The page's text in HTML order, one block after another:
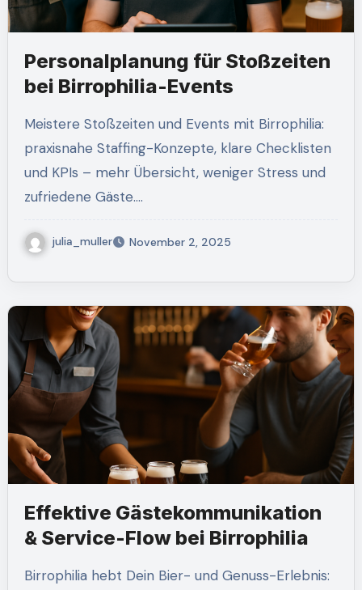
Personalplanung für Stoßzeiten
bei Birrophilia-Events
Meistere Stoßzeiten und Events mit Birrophilia:
praxisnahe Staffing-Konzepte, klare Checklisten
und KPIs – mehr Übersicht, weniger Stress und
zufriedene Gäste.…
julia_muller November 2, 2025
Effektive Gästekommunikation
& Service-Flow bei Birrophilia
Birrophilia hebt Dein Bier- und Genuss-Erlebnis: